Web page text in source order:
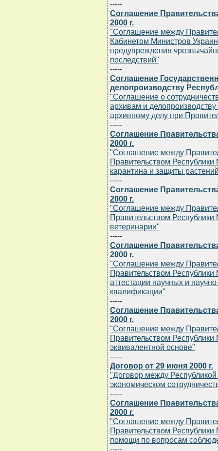
-----
Соглашение
2000 г.
"Соглашение между
Кабинетом Министров
предупреждения
последствий"
-----
Соглашение
делопроизводству
"Соглашение о
архивам и
архивному делу при
-----
Соглашение
2000 г.
"Соглашение между
Правительством Республики
карантина и защиты
-----
Соглашение
2000 г.
"Соглашение между
Правительством Республики
ветеринарии"
-----
Соглашение
2000 г.
"Соглашение между
Правительством Республики
аттестации научных и
квалификации"
-----
Соглашение
2000 г.
"Соглашение между
Правительством
эквивалентной основе"
-----
Договор от 29 июня 2000 г.
"Договор между
экономическом
-----
Соглашение
2000 г.
"Соглашение между
Правительством
помощи по вопросам
-----